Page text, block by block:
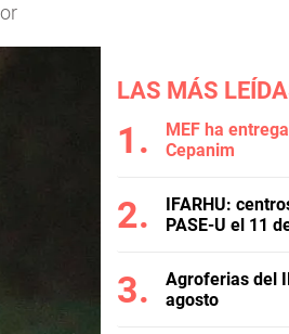
LAS MÁS
MEF ha
Cepanim
IFARHU:
PASE-U el 11
Agroferias del
agosto